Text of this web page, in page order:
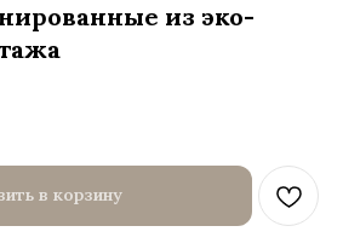
из эко-
в корзину